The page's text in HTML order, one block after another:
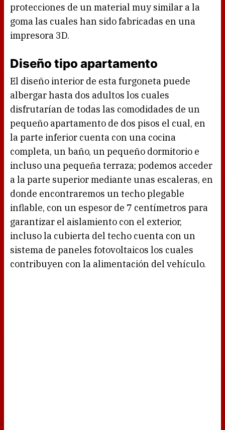
protecciones de un material muy similar a la
goma las cuales han sido fabricadas en una
impresora 3D.
Diseño tipo apartamento
El diseño interior de esta furgoneta puede
albergar hasta dos adultos los cuales
disfrutarían de todas las comodidades de un
pequeño apartamento de dos pisos el cual, en
la parte inferior cuenta con una cocina
completa, un baño, un pequeño dormitorio e
incluso una pequeña terraza; podemos acceder
a la parte superior mediante unas escaleras, en
donde encontraremos un techo plegable
inflable, con un espesor de 7 centímetros para
garantizar el aislamiento con el exterior,
incluso la cubierta del techo cuenta con un
sistema de paneles fotovoltaicos los cuales
contribuyen con la alimentación del vehículo.